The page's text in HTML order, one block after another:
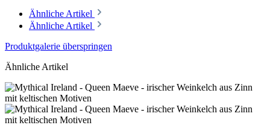
Ähnliche Artikel
Ähnliche Artikel
Produktgalerie überspringen
Ähnliche Artikel